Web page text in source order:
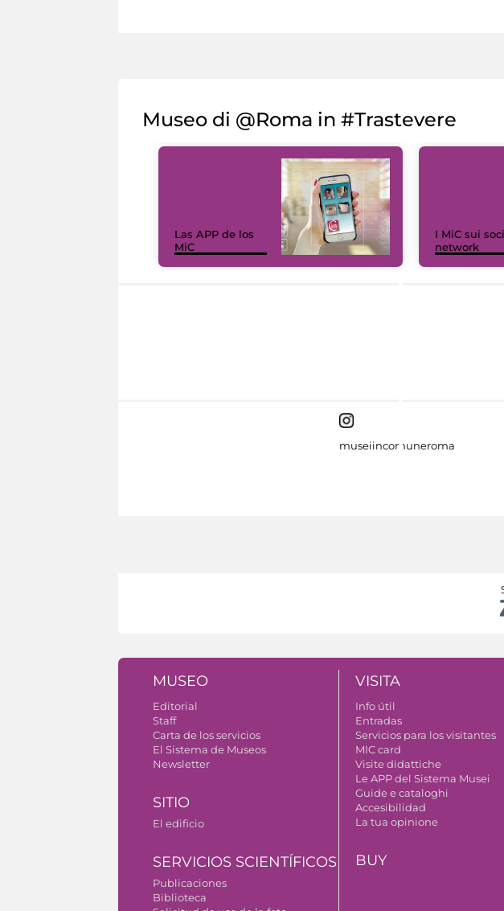
Museo di @Roma in #Trastevere
Las APP de los
MiC
I MiC sui
network
museiincomuneroma
MUSEO
Editorial
Staff
Carta de los servicios
El Sistema de Museos
Newsletter
SITIO
El edificio
SERVICIOS SCIENTÍFICOS
Publicaciones
Biblioteca
VISITA
Info útil
Entradas
Servicios para los visitantes
MIC card
Visite didattiche
Le APP del Sistema Musei
Guide e cataloghi
Accesibilidad
La tua opinione
BUY